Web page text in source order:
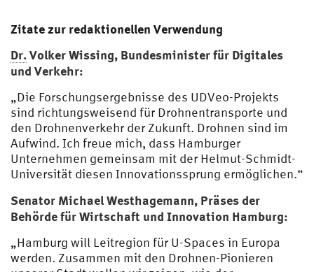
Zitate zur redaktionellen Verwendung
Dr.Volker Wissing, Bundesminister für Digitales
und Verkehr:
„Die Forschungsergebnisse des UDVeo-Projekts
sind richtungsweisend für Drohnentransporte und
den Drohnenverkehr der Zukunft. Drohnen sind im
Aufwind. Ich freue mich, dass Hamburger
Unternehmen gemeinsam mit der Helmut-Schmidt-
Universität diesen Innovationssprung ermöglichen.“
Senator Michael Westhagemann, Präses der
Behörde für Wirtschaft und Innovation Hamburg:
„Hamburg will Leitregion für U-Spaces in Europa
werden. Zusammen mit den Drohnen-Pionieren